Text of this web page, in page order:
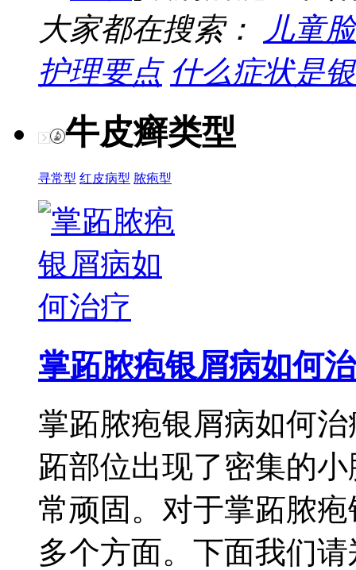
大家都在搜索：
儿童
护理要点 什么症状是
牛皮癣类型
寻常型 红皮病型 脓疱型
掌跖脓疱银屑病如何治
掌跖脓疱银屑病如何
跖部位出现了密集的
常顽固。对于掌跖脓
多个方面。下面我们